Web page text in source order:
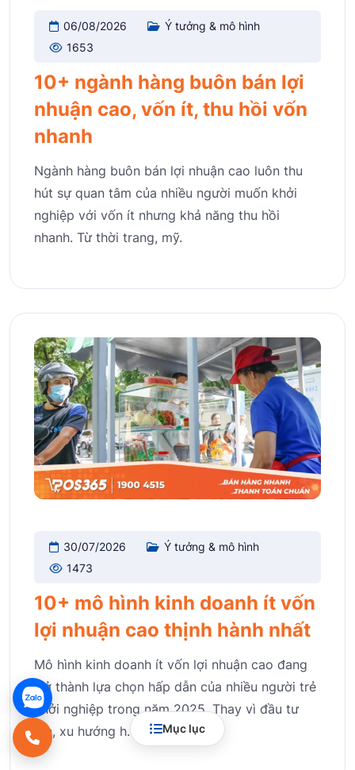
Mục lục
06/08/2026
Ý tưởng & mô hình
1653
10+ ngành hàng buôn bán lợi
nhuận cao, vốn ít, thu hồi vốn
nhanh
Ngành hàng buôn bán lợi nhuận cao luôn thu
hút sự quan tâm của nhiều người muốn khởi
nghiệp với vốn ít nhưng khả năng thu hồi
nhanh. Từ thời trang, mỹ.
30/07/2026
Ý tưởng & mô hình
1473
10+ mô hình kinh doanh ít vốn
lợi nhuận cao thịnh hành nhất
Mô hình kinh doanh ít vốn lợi nhuận cao đang
trở thành lựa chọn hấp dẫn của nhiều người trẻ
khởi nghiệp trong năm 2025. Thay vì đầu tư
lớn, xu hướng h.